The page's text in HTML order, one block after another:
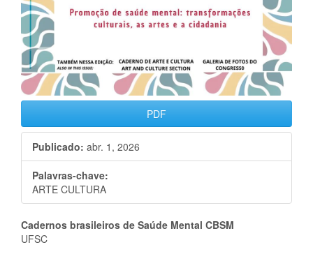
PDF
Publicado: abr. 1, 2026
Palavras-chave:
ARTE CULTURA
Conteúdo
Cadernos brasileiros de Saúde Mental CBSM
UFSC